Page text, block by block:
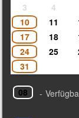
3
4
10
11
17
18
24
25
31
08 -